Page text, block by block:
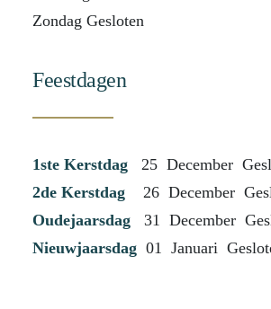
Zondag Gesloten
Feestdagen
1ste Kerstdag 25 December
2de Kerstdag 26 December
Oudejaarsdag 31 December
Nieuwjaarsdag 01 Januari